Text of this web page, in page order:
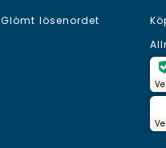
Glömt lösenordet